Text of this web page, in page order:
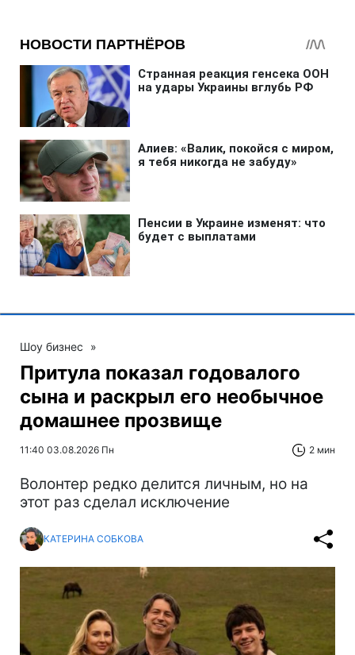
Шоу бизнес »
Притула показал годовалого
сына и раскрыл его необычное
домашнее прозвище
11:40 03.08.2026 Пн 2 мин
Волонтер редко делится личным, но на
этот раз сделал исключение
КАТЕРИНА СОБКОВА